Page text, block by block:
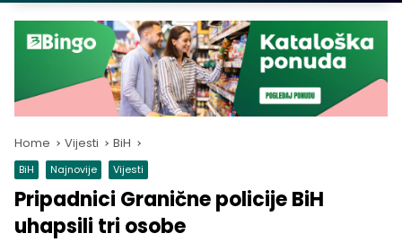
Home Vijesti BiH
BiH Najnovije Vijesti
Pripadnici Granične policije BiH
uhapsili tri osobe